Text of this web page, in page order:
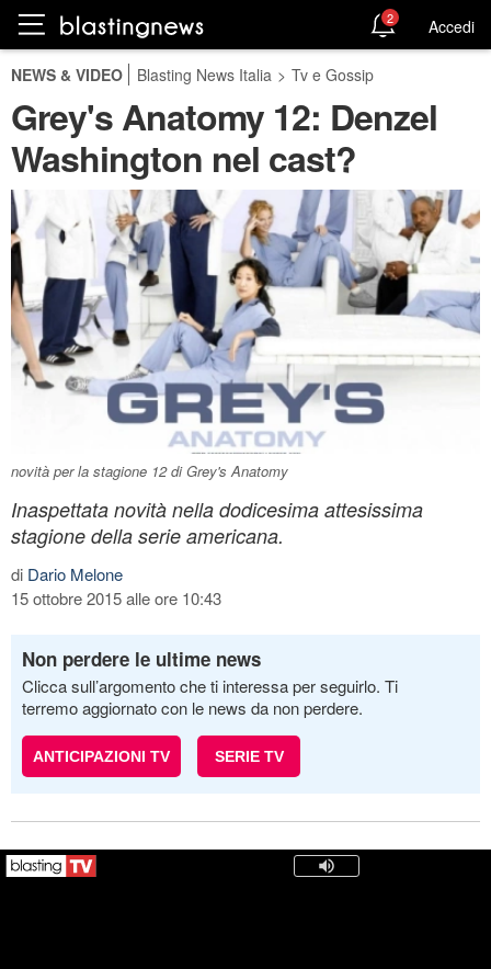
2 Accedi
NEWS & VIDEO Blasting News Italia > Tv e Gossip
Grey's Anatomy 12: Denzel
Washington nel cast?
novità per la stagione 12 di Grey's Anatomy
Inaspettata novità nella dodicesima attesissima
stagione della serie americana.
di Dario Melone
15 ottobre 2015 alle ore 10:43
Non perdere le ultime news
Clicca sull’argomento che ti interessa per seguirlo. Ti
terremo aggiornato con le news da non perdere.
ANTICIPAZIONI TV SERIE TV